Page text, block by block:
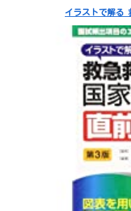
イラストで解る